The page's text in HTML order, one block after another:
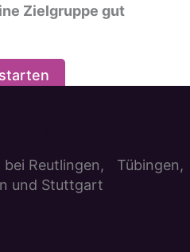
Zielgruppe gut
bei Reutlingen, Tübingen,
und Stuttgart